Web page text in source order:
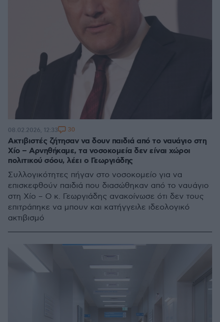
Ακτιβιστές ζήτησαν να δουν παιδιά από το ναυάγιο στη
Χίο – Αρνηθήκαμε, τα νοσοκομεία δεν είναι χώροι
πολιτικού σόου, λέει ο Γεωργιάδης
Συλλογικότητες πήγαν στο νοσοκομείο για να
επισκεφθούν παιδιά που διασώθηκαν από το ναυάγιο
στη Χίο – Ο κ. Γεωργιάδης ανακοίνωσε ότι δεν τους
επιτράπηκε να μπουν και κατήγγειλε ιδεολογικό
ακτιβισμό
08.02.2026, 12:33 30